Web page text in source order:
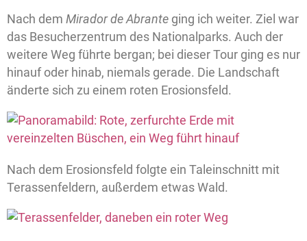
Nach dem Mirador de Abrante ging ich weiter. Ziel war
das Besucherzentrum des Nationalparks. Auch der
weitere Weg führte bergan; bei dieser Tour ging es nur
hinauf oder hinab, niemals gerade. Die Landschaft
änderte sich zu einem roten Erosionsfeld.
Nach dem Erosionsfeld folgte ein Taleinschnitt mit
Terassenfeldern, außerdem etwas Wald.